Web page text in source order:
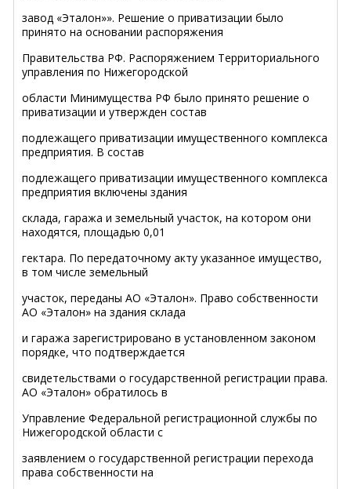
завод «Эталон»». Решение о приватизации было
принято на основании распоряжения
Правительства РФ. Распоряжением Территориального
управления по Нижегородской
области Минимущества РФ было принято решение о
приватизации и утвержден состав
подлежащего приватизации имущественного комплекса
предприятия. В состав
подлежащего приватизации имущественного комплекса
предприятия включены здания
склада, гаража и земельный участок, на котором они
находятся, площадью 0,01
гектара. По передаточному акту указанное имущество,
в том числе земельный
участок, переданы АО «Эталон». Право собственности
АО «Эталон» на здания склада
и гаража зарегистрировано в установленном законом
порядке, что подтверждается
свидетельствами о государственной регистрации права.
АО «Эталон» обратилось в
Управление Федеральной регистрационной службы по
Нижегородской области с
заявлением о государственной регистрации перехода
права собственности на